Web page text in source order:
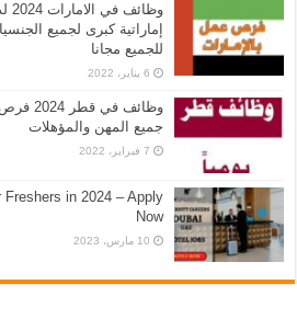
إماراتية كبرى لجميع
للجميع مجانا
6 يناير، 2022
جميع المهن والمؤهلات
7 فبراير، 2022
in 2024 – Apply
Now
10 مارس، 2023